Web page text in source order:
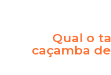
Qual o
caçamba